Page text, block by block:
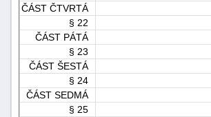
ČÁST ČTVRTÁ
§ 22
ČÁST PÁTÁ
§ 23
ČÁST ŠESTÁ
§ 24
ČÁST SEDMÁ
§ 25